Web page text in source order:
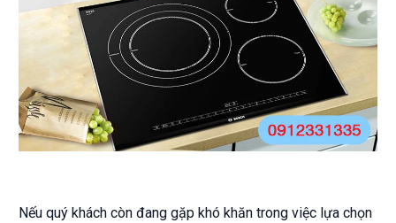
Nếu quý khách còn đang gặp khó khăn trong việc lựa chọn